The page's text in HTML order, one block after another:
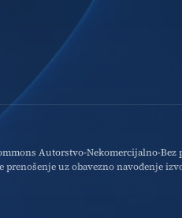
Autorstvo-Nekomercijalno-Bez
prenošenje uz obavezno navođenje